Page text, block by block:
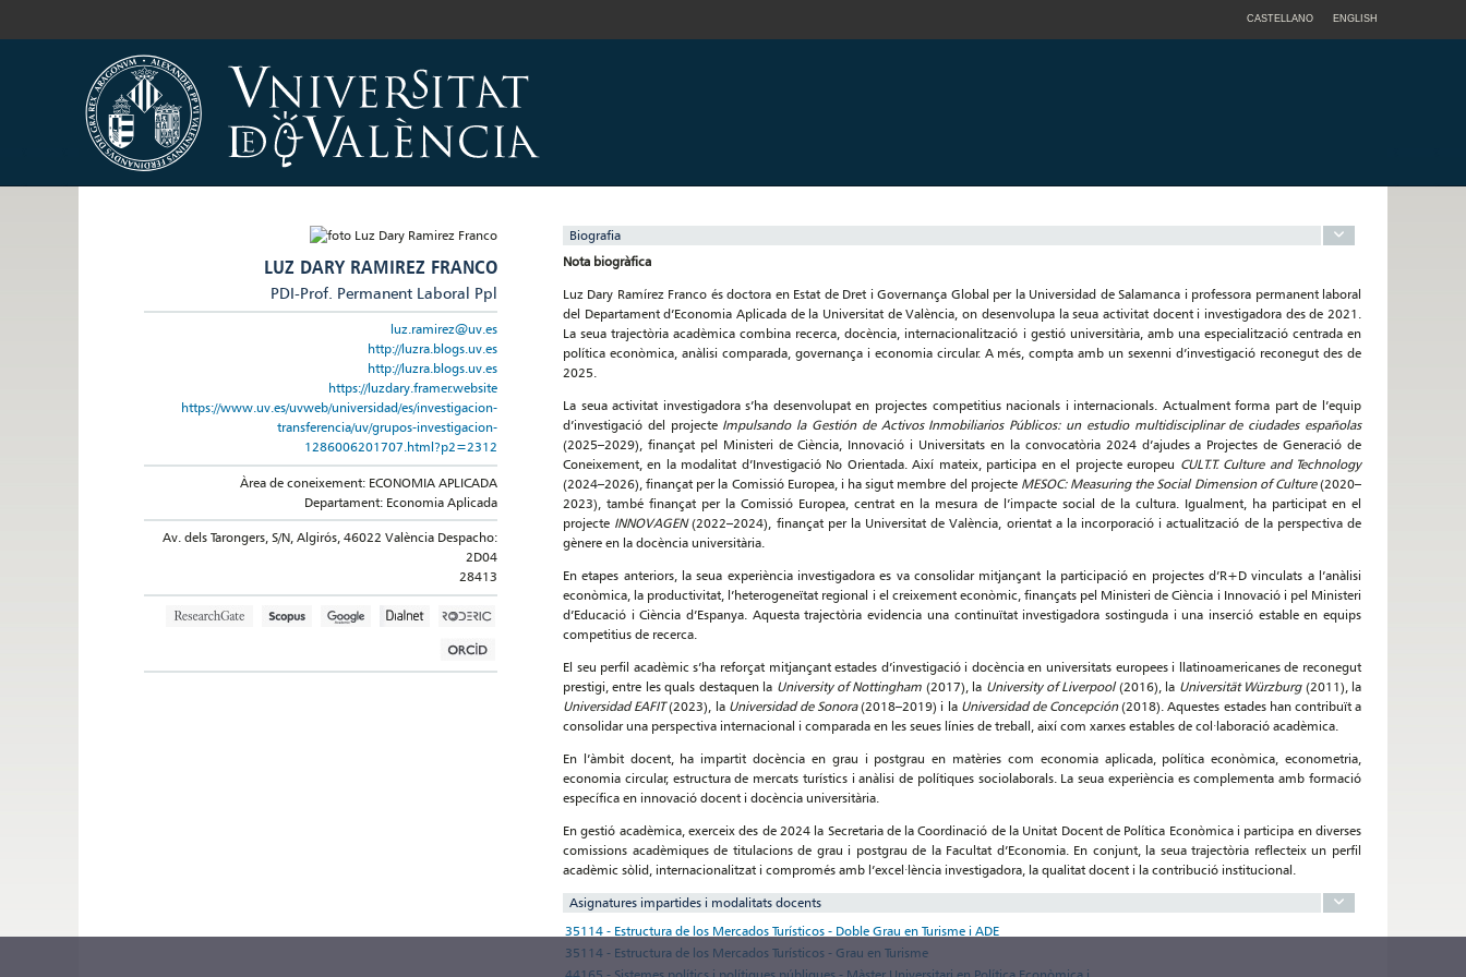
CASTELLANO ENGLISH
LUZ DARY RAMIREZ FRANCO
PDI-Prof. Permanent Laboral Ppl
luz.ramirez@uv.es
http://luzra.blogs.uv.es
http://luzra.blogs.uv.es
https://luzdary.framer.website
https://www.uv.es/uvweb/universidad/es/investigacion-
transferencia/uv/grupos-investigacion-
1286006201707.html?p2=2312
Àrea de coneixement: ECONOMIA APLICADA
Departament: Economia Aplicada
Av. dels Tarongers, S/N, Algirós, 46022 València Despacho:
2D04
28413
Biografia
Nota biogràfica
Luz Dary Ramírez Franco és doctora en Estat de Dret i Governança Global per la Universidad de Salamanca i professora permanent laboral
del Departament d’Economia Aplicada de la Universitat de València, on desenvolupa la seua activitat docent i investigadora des de 2021.
La seua trajectòria acadèmica combina recerca, docència, internacionalització i gestió universitària, amb una especialització centrada en
política econòmica, anàlisi comparada, governança i economia circular. A més, compta amb un sexenni d’investigació reconegut des de
2025.
La seua activitat investigadora s’ha desenvolupat en projectes competitius nacionals i internacionals. Actualment forma part de l’equip
d’investigació del projecte Impulsando la Gestión de Activos Inmobiliarios Públicos: un estudio multidisciplinar de ciudades españolas
(2025–2029), finançat pel Ministeri de Ciència, Innovació i Universitats en la convocatòria 2024 d’ajudes a Projectes de Generació de
Coneixement, en la modalitat d’Investigació No Orientada. Així mateix, participa en el projecte europeu CULT.T. Culture and Technology
(2024–2026), finançat per la Comissió Europea, i ha sigut membre del projecte MESOC: Measuring the Social Dimension of Culture(2020–
2023), també finançat per la Comissió Europea, centrat en la mesura de l’impacte social de la cultura. Igualment, ha participat en el
projecte INNOVAGEN(2022–2024), finançat per la Universitat de València, orientat a la incorporació i actualització de la perspectiva de
gènere en la docència universitària.
En etapes anteriors, la seua experiència investigadora es va consolidar mitjançant la participació en projectes d’R+D vinculats a l’anàlisi
econòmica, la productivitat, l’heterogeneïtat regional i el creixement econòmic, finançats pel Ministeri de Ciència i Innovació i pel Ministeri
d’Educació i Ciència d’Espanya. Aquesta trajectòria evidencia una continuïtat investigadora sostinguda i una inserció estable en equips
competitius de recerca.
El seu perfil acadèmic s’ha reforçat mitjançant estades d’investigació i docència en universitats europees i llatinoamericanes de reconegut
prestigi, entre les quals destaquen la University of Nottingham (2017), la University of Liverpool(2016), la Universität Würzburg(2011), la
Universidad EAFIT(2023), la Universidad de Sonora(2018–2019) i la Universidad de Concepción(2018). Aquestes estades han contribuït a
consolidar una perspectiva internacional i comparada en les seues línies de treball, així com xarxes estables de col·laboració acadèmica.
En l’àmbit docent, ha impartit docència en grau i postgrau en matèries com economia aplicada, política econòmica, econometria,
economia circular, estructura de mercats turístics i anàlisi de polítiques sociolaborals. La seua experiència es complementa amb formació
específica en innovació docent i docència universitària.
En gestió acadèmica, exerceix des de 2024 la Secretaria de la Coordinació de la Unitat Docent de Política Econòmica i participa en diverses
comissions acadèmiques de titulacions de grau i postgrau de la Facultat d’Economia. En conjunt, la seua trajectòria reflecteix un perfil
acadèmic sòlid, internacionalitzat i compromés amb l’excel·lència investigadora, la qualitat docent i la contribució institucional.
Asignatures impartides i modalitats docents
35114 - Estructura de los Mercados Turísticos - Doble Grau en Turisme i ADE
35114 - Estructura de los Mercados Turísticos - Grau en Turisme